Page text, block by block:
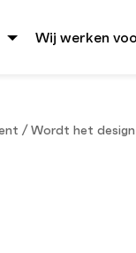
Wij werken
/Wordt het